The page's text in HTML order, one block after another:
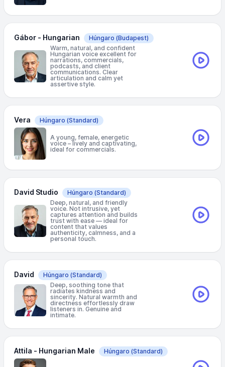
Gábor - Hungarian Húngaro (Budapest)
Warm, natural, and confident
Hungarian voice excellent for
narrations, commercials,
podcasts, and client
communications. Clear
articulation and calm yet
assertive style.
Vera Húngaro (Standard)
A young, female, energetic
voice – lively and captivating,
ideal for commercials.
David Studio Húngaro (Standard)
Deep, natural, and friendly
voice. Not intrusive, yet
captures attention and builds
trust with ease — ideal for
content that values
authenticity, calmness, and a
personal touch.
David Húngaro (Standard)
Deep, soothing tone that
radiates kindness and
sincerity. Natural warmth and
directness effortlessly draw
listeners in. Genuine and
intimate.
Attila - Hungarian Male Húngaro (Standard)